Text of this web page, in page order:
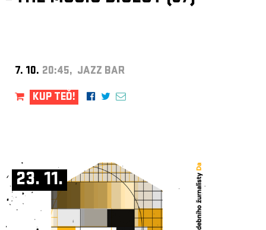
7. 10. 20:45, JAZZ BAR
KUP TEĎ!
23. 11.